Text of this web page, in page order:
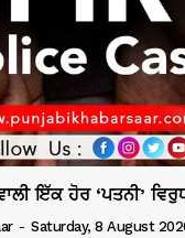
ਇੱਕ ਹੋਰ ‘ਪਤਨੀ’
- Saturday, 8 August